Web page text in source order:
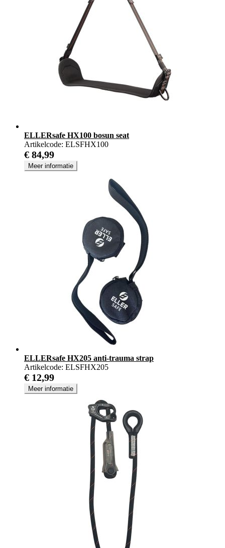
ELLERsafe HX100 bosun seat
Artikelcode: ELSFHX100
€ 84,99
Meer informatie
ELLERsafe HX205 anti-trauma strap
Artikelcode: ELSFHX205
€ 12,99
Meer informatie